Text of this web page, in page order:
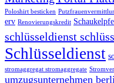
Poloshirt besticken
erv Renovierungskredit
schlüsseldienst
Schlüsseldienst
stromaggregat stromaggregate
umzugsunternehmen